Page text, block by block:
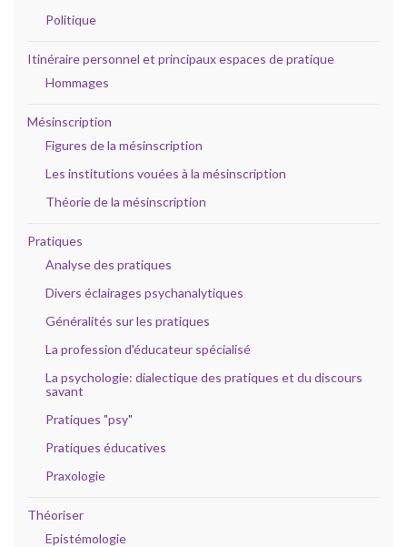
Politique
Itinéraire personnel et principaux espaces de pratique
Hommages
Mésinscription
Figures de la mésinscription
Les institutions vouées à la mésinscription
Théorie de la mésinscription
Pratiques
Analyse des pratiques
Divers éclairages psychanalytiques
Généralités sur les pratiques
La profession d'éducateur spécialisé
La psychologie: dialectique des pratiques et du discours
savant
Pratiques "psy"
Pratiques éducatives
Praxologie
Théoriser
Epistémologie